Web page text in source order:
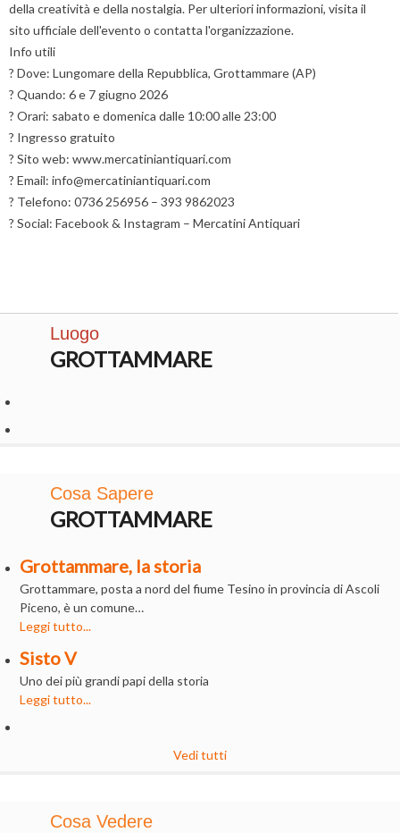
della creatività e della nostalgia. Per ulteriori informazioni, visita il
sito ufficiale dell'evento o contatta l'organizzazione.
Info utili
? Dove: Lungomare della Repubblica, Grottammare (AP)
? Quando: 6 e 7 giugno 2026
? Orari: sabato e domenica dalle 10:00 alle 23:00
? Ingresso gratuito
? Sito web: www.mercatiniantiquari.com
? Email: info@mercatiniantiquari.com
? Telefono: 0736 256956 – 393 9862023
? Social: Facebook & Instagram – Mercatini Antiquari
Luogo
GROTTAMMARE
Cosa Sapere
GROTTAMMARE
Grottammare, la storia
Grottammare, posta a nord del fiume Tesino in provincia di Ascoli
Piceno, è un comune…
Leggi tutto...
Sisto V
Uno dei più grandi papi della storia
Leggi tutto...
Vedi tutti
Cosa Vedere